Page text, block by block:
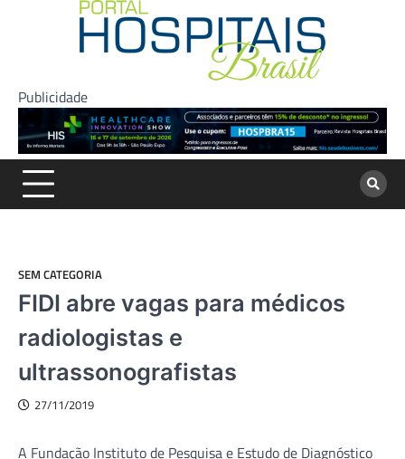
Publicidade
SEM CATEGORIA
FIDI abre vagas para médicos
radiologistas e
ultrassonografistas
27/11/2019
A Fundação Instituto de Pesquisa e Estudo de Diagnóstico